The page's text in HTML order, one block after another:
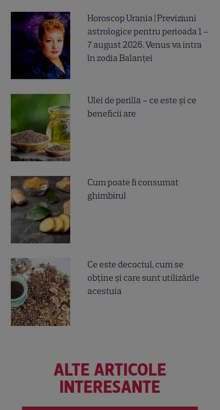
Horoscop Urania | Previziuni
astrologice pentru perioada 1 –
7 august 2026. Venus va intra
în zodia Balanței
Ulei de perilla – ce este și ce
beneficii are
Cum poate fi consumat
ghimbirul
Ce este decoctul, cum se
obţine şi care sunt utilizările
acestuia
ALTE ARTICOLE
INTERESANTE